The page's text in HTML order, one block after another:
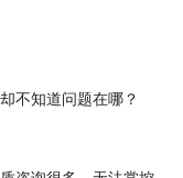
不知道问题在哪？